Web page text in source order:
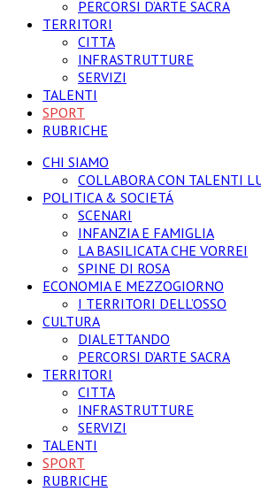
PERCORSI D’ARTE SACRA
TERRITORI
CITTA
INFRASTRUTTURE
SERVIZI
TALENTI
SPORT
RUBRICHE
CHI SIAMO
COLLABORA CON TALENTI
POLITICA & SOCIETÁ
SCENARI
INFANZIA E FAMIGLIA
LA BASILICATA CHE VORREI
SPINE DI ROSA
ECONOMIA E MEZZOGIORNO
I TERRITORI DELL’OSSO
CULTURA
DIALETTANDO
PERCORSI D’ARTE SACRA
TERRITORI
CITTA
INFRASTRUTTURE
SERVIZI
TALENTI
SPORT
RUBRICHE